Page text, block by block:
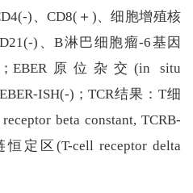
)、CD8(＋)、细胞增殖核
)、B淋巴细胞瘤-6基因
原位杂交(in situ
ISH(-)；TCR结果：T细
beta constant, TCRB-
定区(T-cell receptor delta